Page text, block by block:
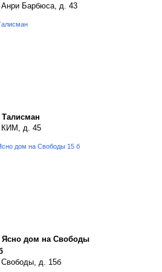
Барбюса, д. 43
КИМ, д. 45
дом на Свободы
д. 15б